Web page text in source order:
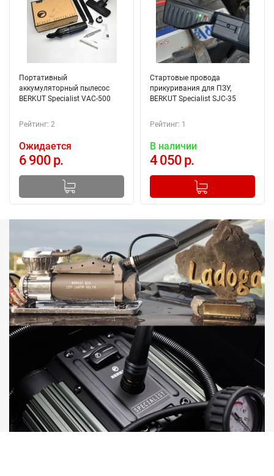
Портативный
аккумуляторный пылесос
BERKUT Specialist VAC-500
Рейтинг: 2
Ожидается
6 900 р.
Стартовые провода
прикуривания для ПЗУ,
BERKUT Specialist SJC-35
Рейтинг: 1
В наличии
4 050 р.
+
Добавлено в корзину